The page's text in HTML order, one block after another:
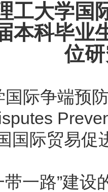
工大学国
本科毕业
位
际争端预
国际贸易
带一路”建